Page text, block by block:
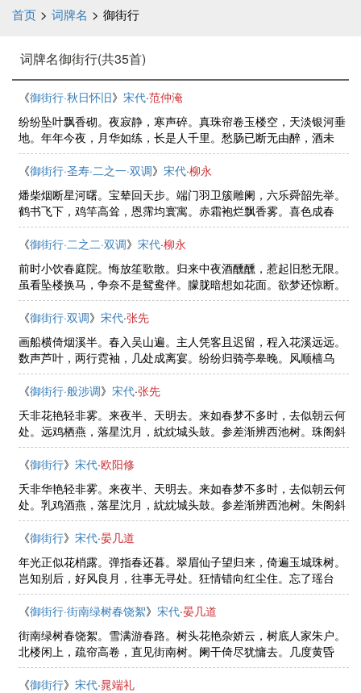
首页 > 词牌名 > 御街行
词牌名御街行(共35首)
《御街行·秋日怀旧》宋代·范仲淹
纷纷坠叶飘香砌。夜寂静，寒声碎。真珠帘卷玉楼空，天淡银河垂
地。年年今夜，月华如练，长是人千里。愁肠已断无由醉，酒未
到，先成泪。残灯明灭枕头欹，谙尽孤眠滋味。都来此事，眉间心
上，无计相回避。
《御街行·圣寿·二之一·双调》宋代·柳永
燔柴烟断星河曙。宝辇回天步。端门羽卫簇雕阑，六乐舜韶先举。
鹤书飞下，鸡竿高耸，恩霈均寰寓。赤霜袍烂飘香雾。喜色成春
煦。九仪三事仰天颜，八彩旋生眉宇。椿龄无尽，萝图有庆，常作
乾坤主。
《御街行·二之二·双调》宋代·柳永
前时小饮春庭院。悔放笙歌散。归来中夜酒醺醺，惹起旧愁无限。
虽看坠楼换马，争奈不是鸳鸯伴。朦胧暗想如花面。欲梦还惊断。
和衣拥被不成眠，一枕万回千转。惟有画梁，新来双燕，彻曙闻长
欢。
《御街行·双调》宋代·张先
画船横倚烟溪半。春入吴山遍。主人凭客且迟留，程入花溪远远。
数声芦叶，两行霓袖，几处成离宴。纷纷归骑亭皋晚。风顺樯乌
转。古今为别最消魂，因别有情须怨。更独自、尽上高台望，望尽
飞云断。
《御街行·般涉调》宋代·张先
夭非花艳轻非雾。来夜半、天明去。来如春梦不多时，去似朝云何
处。远鸡栖燕，落星沈月，紞紞城头鼓。参差渐辨西池树。珠阁斜
开户。绿苔深径少人行，苔上屐痕无数。余香遗粉，剩衾闲枕，天
把多情付。
《御街行》宋代·欧阳修
夭非华艳轻非雾。来夜半、天明去。来如春梦不多时，去似朝云何
处。乳鸡酒燕，落星沈月，紞紞城头鼓。参差渐辨西池树。朱阁斜
欹户。绿苔深径少人行，苔上屐痕无数。遗香余粉，剩衾闲枕，天
把多情赋。
《御街行》宋代·晏几道
年光正似花梢露。弹指春还暮。翠眉仙子望归来，倚遍玉城珠树。
岂知别后，好风良月，往事无寻处。狂情错向红尘住。忘了瑶台
路。碧桃花蕊已应开，欲伴彩云飞去。回思十载，朱颜青鬓，枉被
浮名误。
《御街行·街南绿树春饶絮》宋代·晏几道
街南绿树春饶絮。雪满游春路。树头花艳杂娇云，树底人家朱户。
北楼闲上，疏帘高卷，直见街南树。阑干倚尽犹慵去。几度黄昏
雨。晚春盘马踏青苔，曾傍绿阴深驻。落花犹在，香屏空掩，人面
知何处。
《御街行》宋代·晁端礼